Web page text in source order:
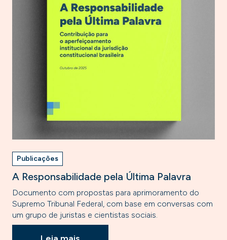
Publicações
A Responsabilidade pela Última Palavra
Documento com propostas para aprimoramento do
Supremo Tribunal Federal, com base em conversas com
um grupo de juristas e cientistas sociais.